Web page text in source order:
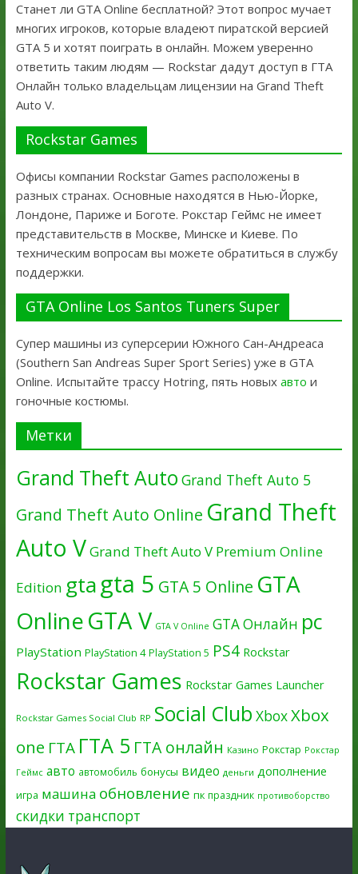
Станет ли GTA Online бесплатной? Этот вопрос мучает
многих игроков, которые владеют пиратской версией
GTA 5 и хотят поиграть в онлайн. Можем уверенно
ответить таким людям — Rockstar дадут доступ в ГТА
Онлайн только владельцам лицензии на Grand Theft
Auto V.
Rockstar Games
Офисы компании Rockstar Games расположены в
разных странах. Основные находятся в Нью-Йорке,
Лондоне, Париже и Боготе. Рокстар Геймс не имеет
представительств в Москве, Минске и Киеве. По
техническим вопросам вы можете обратиться в службу
поддержки.
GTA Online Los Santos Tuners Super
Супер машины из суперсерии Южного Сан-Андреаса
(Southern San Andreas Super Sport Series) уже в GTA
Online. Испытайте трассу Hotring, пять новых авто и
гоночные костюмы.
Метки
Grand Theft Auto Grand Theft Auto 5
Grand Theft Auto Online Grand Theft
Auto VGrand Theft Auto V Premium Online
Edition gtagta 5 GTA 5 Online GTA
OnlineGTA V GTA V Online GTA Онлайн pc
PlayStation PlayStation 4 PlayStation 5 PS4 Rockstar
Rockstar Games Rockstar Games Launcher
Rockstar Games Social Club RP Social Club XboxXbox
one ГТА ГТА 5 ГТА онлайн Казино Рокстар Рокстар
Геймс авто автомобиль бонусы видео деньги дополнение
игра машина обновление пк праздник противоборство
скидки транспорт